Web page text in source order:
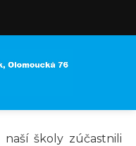
naší školy zúčastnili